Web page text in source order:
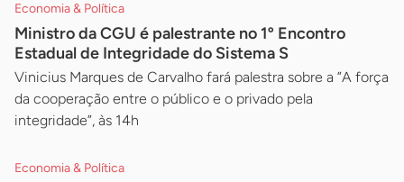
Economia & Política
Ministro da CGU é palestrante no 1º Encontro
Estadual de Integridade do Sistema S
Vinicius Marques de Carvalho fará palestra sobre a ”A força
da cooperação entre o público e o privado pela
integridade”, às 14h
Economia & Política